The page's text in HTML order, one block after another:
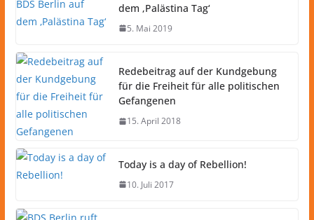
dem ‚Palästina Tag‘
5. Mai 2019
Redebeitrag auf der Kundgebung
für die Freiheit für alle politischen
Gefangenen
15. April 2018
Today is a day of Rebellion!
10. Juli 2017